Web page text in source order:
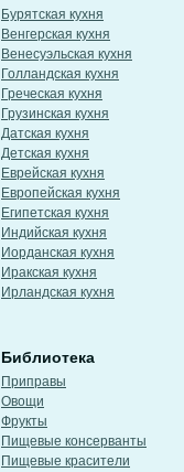
Бурятская кухня
Венгерская кухня
Венесуэльская кухня
Голландская кухня
Греческая кухня
Грузинская кухня
Датская кухня
Детская кухня
Еврейская кухня
Европейская кухня
Египетская кухня
Индийская кухня
Иорданская кухня
Иракская кухня
Ирландская кухня
Библиотека
Приправы
Овощи
Фрукты
Пищевые консерванты
Пищевые красители